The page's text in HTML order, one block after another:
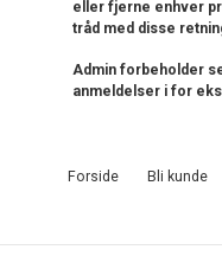
eller fjerne enhver
tråd med disse
Admin forbeholder
anmeldelser i for
Forside Bli kunde